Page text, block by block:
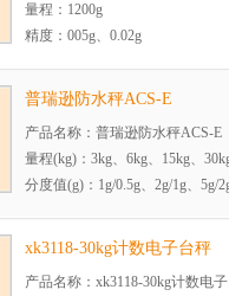
量程：1200g
精度：005g、0.02g
净重：1.2kg
1200S/HT-1500S/HT-3000S
普瑞逊防水秤ACS-E
产品名称：普瑞逊防水秤ACS-E
量程(kg)：3kg、6kg、15kg、
分度值(g)：1g/0.5g、2g/1g、5g/
显示：红色LED显示
xk3118-30kg计数电子台秤
产品名称：xk3118-30kg计数电